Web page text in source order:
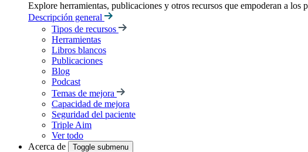
Explore herramientas, publicaciones y otros recursos que empoderan a
Descripción general
Tipos de recursos
Herramientas
Libros blancos
Publicaciones
Blog
Podcast
Temas de mejora
Capacidad de mejora
Seguridad del paciente
Triple Aim
Ver todo
Acerca de
Toggle submenu